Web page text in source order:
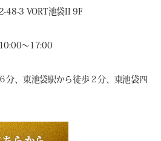
48-3 VORT池袋II 9F
～17:00
分、東池袋駅から徒歩２分、東池袋四